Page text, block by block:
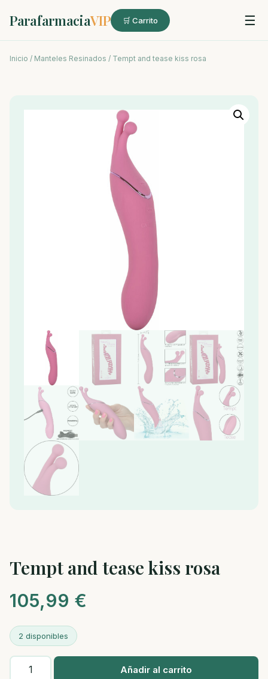
ParafarmaciaVIP 🛒 Carrito ☰
Inicio / Manteles Resinados / Tempt and tease kiss rosa
Tempt and tease kiss rosa
105,99 €
2 disponibles
Tempt
Añadir al carrito